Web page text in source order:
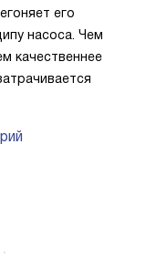
его
насоса. Чем
качественнее